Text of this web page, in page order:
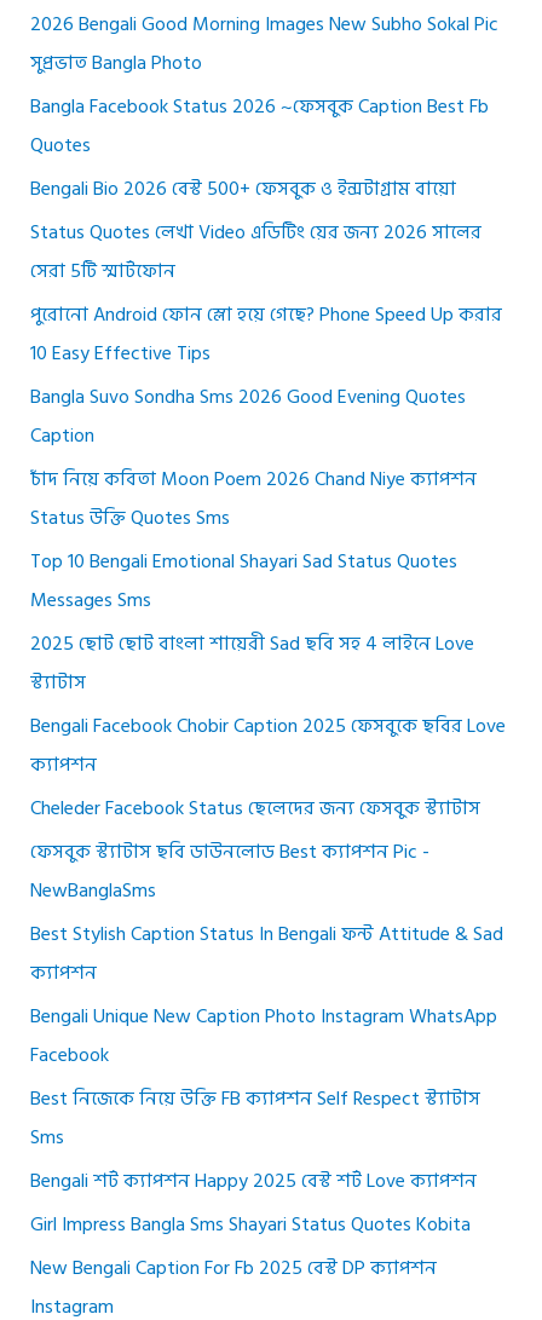
2026 Bengali Good Morning Images New Subho Sokal Pic
সুপ্রভাত Bangla Photo
Bangla Facebook Status 2026 ~ফেসবুক Caption Best Fb
Quotes
Bengali Bio 2026 বেস্ট 500+ ফেসবুক ও ইন্সটাগ্রাম বায়ো
Status Quotes লেখা Video এডিটিং য়ের জন্য 2026 সালের
সেরা 5টি স্মার্টফোন
পুরোনো Android ফোন স্লো হয়ে গেছে? Phone Speed Up করার
10 Easy Effective Tips
Bangla Suvo Sondha Sms 2026 Good Evening Quotes
Caption
চাঁদ নিয়ে কবিতা Moon Poem 2026 Chand Niye ক্যাপশন
Status উক্তি Quotes Sms
Top 10 Bengali Emotional Shayari Sad Status Quotes
Messages Sms
2025 ছোট ছোট বাংলা শায়েরী Sad ছবি সহ 4 লাইনে Love
স্ট্যাটাস
Bengali Facebook Chobir Caption 2025 ফেসবুকে ছবির Love
ক্যাপশন
Cheleder Facebook Status ছেলেদের জন্য ফেসবুক স্ট্যাটাস
ফেসবুক স্ট্যাটাস ছবি ডাউনলোড Best ক্যাপশন Pic -
NewBanglaSms
Best Stylish Caption Status In Bengali ফন্ট Attitude & Sad
ক্যাপশন
Bengali Unique New Caption Photo Instagram WhatsApp
Facebook
Best নিজেকে নিয়ে উক্তি FB ক্যাপশন Self Respect স্ট্যাটাস
Sms
Bengali শর্ট ক্যাপশন Happy 2025 বেস্ট শর্ট Love ক্যাপশন
Girl Impress Bangla Sms Shayari Status Quotes Kobita
New Bengali Caption For Fb 2025 বেস্ট DP ক্যাপশন
Instagram